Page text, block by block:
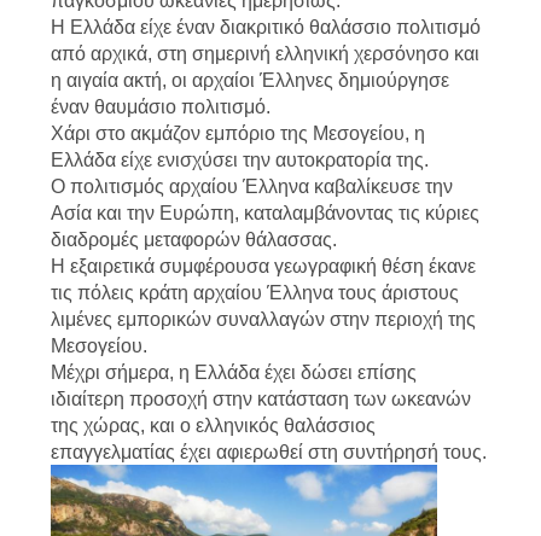
ΕΙΔΉΣΕΙΣ
ΥΠΟΘΈΣΕΙΣ
CONTACT
SITEMAP
ΠΟΛΙΤΙΚΉ
ΑΠΟΡΡΉΤΟΥ
Η Ελλάδα είχε έναν διακριτικό θαλάσσιο πολιτισμό
από αρχικά, στη σημερινή ελληνική χερσόνησο και
η αιγαία ακτή, οι αρχαίοι Έλληνες δημιούργησε
έναν θαυμάσιο πολιτισμό.
Χάρι στο ακμάζον εμπόριο της Μεσογείου, η
Ελλάδα είχε ενισχύσει την αυτοκρατορία της.
Ο πολιτισμός αρχαίου Έλληνα καβαλίκευσε την
Ασία και την Ευρώπη, καταλαμβάνοντας τις κύριες
διαδρομές μεταφορών θάλασσας.
Η εξαιρετικά συμφέρουσα γεωγραφική θέση έκανε
τις πόλεις κράτη αρχαίου Έλληνα τους άριστους
λιμένες εμπορικών συναλλαγών στην περιοχή της
Μεσογείου.
Μέχρι σήμερα, η Ελλάδα έχει δώσει επίσης
ιδιαίτερη προσοχή στην κατάσταση των ωκεανών
της χώρας, και ο ελληνικός θαλάσσιος
επαγγελματίας έχει αφιερωθεί στη συντήρησή τους.